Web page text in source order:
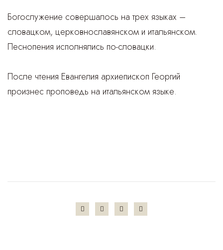
Богослужение совершалось на трех языках –
словацком, церковнославянском и итальянском.
Песнопения исполнялись по-словацки.
После чтения Евангелия архиепископ Георгий
произнес проповедь на итальянском языке.